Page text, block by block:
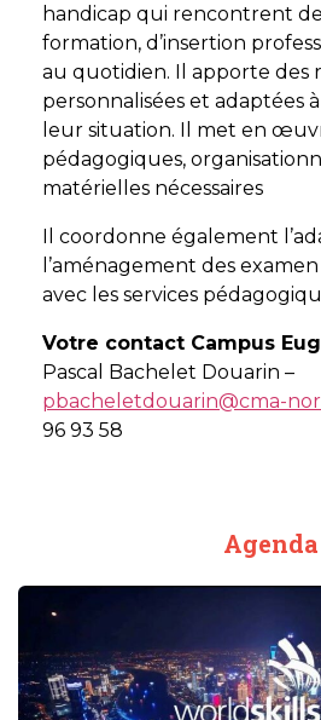
handicap qui rencontrent
formation, d’insertion
au quotidien. Il apporte des
personnalisées et adaptées
leur situation. Il met en
pédagogiques,
matérielles nécessaires
Il coordonne également
l’aménagement des
avec les services
Votre contact Campus
Pascal Bachelet Douarin –
pbacheletdouarin@cma-
96 93 58
Agenda